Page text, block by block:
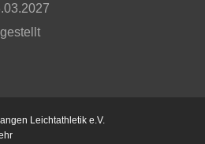
Leichtathletik e.V.